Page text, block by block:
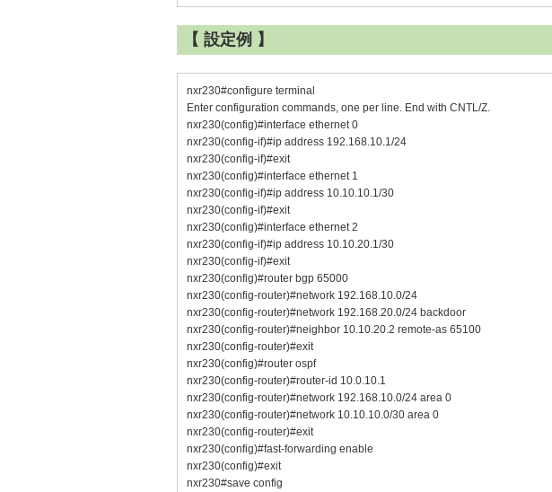
【 設定例 】
nxr230#configure terminal
Enter configuration commands, one per line. End with CNTL/Z.
nxr230(config)#interface ethernet 0
nxr230(config-if)#ip address 192.168.10.1/24
nxr230(config-if)#exit
nxr230(config)#interface ethernet 1
nxr230(config-if)#ip address 10.10.10.1/30
nxr230(config-if)#exit
nxr230(config)#interface ethernet 2
nxr230(config-if)#ip address 10.10.20.1/30
nxr230(config-if)#exit
nxr230(config)#router bgp 65000
nxr230(config-router)#network 192.168.10.0/24
nxr230(config-router)#network 192.168.20.0/24 backdoor
nxr230(config-router)#neighbor 10.10.20.2 remote-as 65100
nxr230(config-router)#exit
nxr230(config)#router ospf
nxr230(config-router)#router-id 10.0.10.1
nxr230(config-router)#network 192.168.10.0/24 area 0
nxr230(config-router)#network 10.10.10.0/30 area 0
nxr230(config-router)#exit
nxr230(config)#fast-forwarding enable
nxr230(config)#exit
nxr230#save config